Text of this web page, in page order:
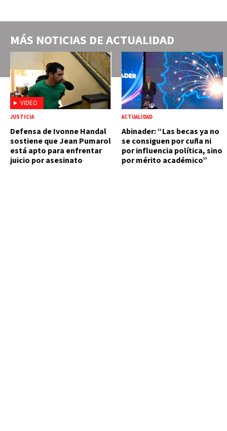
MÁS NOTICIAS DEACTUALIDAD
VIDEO
JUSTICIA
Defensa de Ivonne Handal
sostiene que Jean Pumarol
está apto para enfrentar
juicio por asesinato
ACTUALIDAD
Abinader: “Las becas ya no
se consiguen por cuña ni
por influencia política, sino
por mérito académico”